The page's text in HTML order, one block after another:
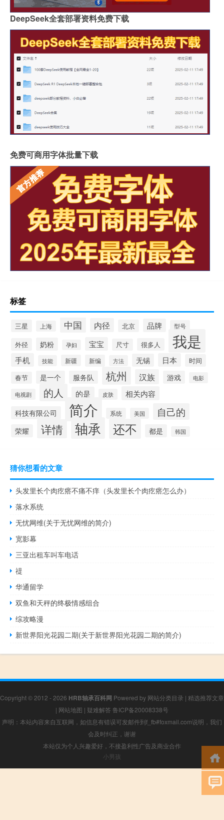
DeepSeek全套部署资料免费下载
免费可商用字体批量下载
标签
三星 上海 中国 内径 北京 品牌 型号
外径 奶粉 孕妇 宝宝 尺寸 很多人 我是
手机 技能 新疆 新编 方法 无锡 日本 时间
春节 是一个 服务队 杭州 汉族 游戏 电影
电视剧 的人 的是 皮肤 相关内容
科技有限公司 简介 系统 美国 自己的
荣耀 详情 轴承 还不 都是 韩国
猜你想看的文章
头发里长个肉疙瘩不痛不痒（头发里长个肉疙瘩怎么办）
落水系统
无忧网维(关于无忧网维的简介)
宽影幕
三亚出租车叫车电话
禔
华通留学
双鱼和天秤的终极情感组合
综攻略漫
新世界阳光花园二期(关于新世界阳光花园二期的简介)
Copyright © 2012 - 2026 HRB轴承百科网 Powered by 网站分类目录 | 精选推荐文章
| 网站地图 | 疑难解答 鲁ICP备20008338号
声明：本站内容来自互联网，如信息有错误可发邮件到f_fb#foxmail.com说明，我们
会及时纠正，谢谢
本站仅为个人兴趣爱好，不接盈利性广告及商业合作
小男孩